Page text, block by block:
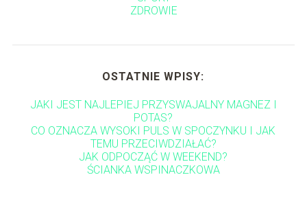
ZDROWIE
OSTATNIE WPISY:
JAKI JEST NAJLEPIEJ PRZYSWAJALNY MAGNEZ I
POTAS?
CO OZNACZA WYSOKI PULS W SPOCZYNKU I JAK
TEMU PRZECIWDZIAŁAĆ?
JAK ODPOCZĄĆ W WEEKEND?
ŚCIANKA WSPINACZKOWA